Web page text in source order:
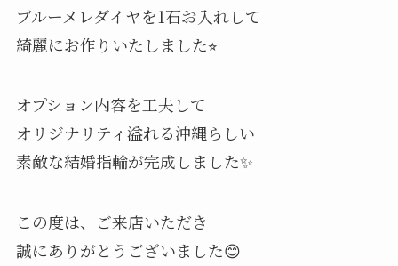
ブルーメレダイヤを1石お入れして
綺麗にお作りいたしました⭐︎
オプション内容を工夫して
オリジナリティ溢れる沖縄らしい
素敵な結婚指輪が完成しました✨
この度は、ご来店いただき
誠にありがとうございました😊